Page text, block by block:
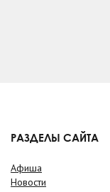
РАЗДЕЛЫ САЙТА
Афиша
Новости